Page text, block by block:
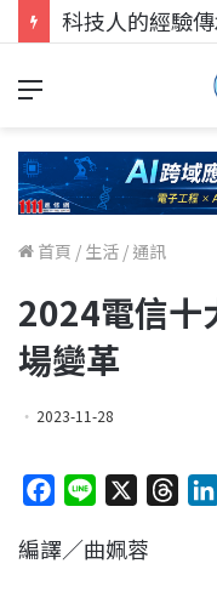
首頁 / 生活 / 通訊
2024電信
場變革
2023-11-28
c
n
編譯／曲姵蓉